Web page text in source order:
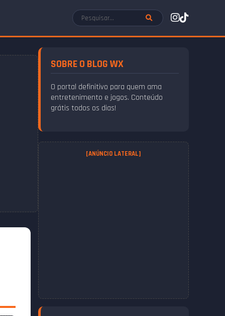
SOBRE O BLOG WX
O portal definitivo para quem ama
entretenimento e jogos. Conteúdo
grátis todos os dias!
[ANÚNCIO LATERAL]